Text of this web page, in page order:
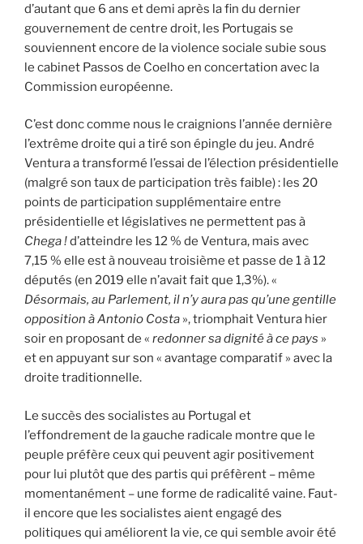
d’autant que 6 ans et demi après la fin du dernier
gouvernement de centre droit, les Portugais se
souviennent encore de la violence sociale subie sous
le cabinet Passos de Coelho en concertation avec la
Commission européenne.
C’est donc comme nous le craignions l’année dernière
l’extrême droite qui a tiré son épingle du jeu. André
Ventura a transformé l’essai de l’élection présidentielle
(malgré son taux de participation très faible) : les 20
points de participation supplémentaire entre
présidentielle et législatives ne permettent pas à
Chega !d’atteindre les 12 % de Ventura, mais avec
7,15 % elle est à nouveau troisième et passe de 1 à 12
députés (en 2019 elle n’avait fait que 1,3%). «
Désormais, au Parlement, il n’y aura pas qu’une gentille
opposition à Antonio Costa », triomphait Ventura hier
soir en proposant de « redonner sa dignité à ce pays »
et en appuyant sur son « avantage comparatif » avec la
droite traditionnelle.
Le succès des socialistes au Portugal et
l’effondrement de la gauche radicale montre que le
peuple préfère ceux qui peuvent agir positivement
pour lui plutôt que des partis qui préfèrent – même
momentanément – une forme de radicalité vaine. Faut-
il encore que les socialistes aient engagé des
politiques qui améliorent la vie, ce qui semble avoir été